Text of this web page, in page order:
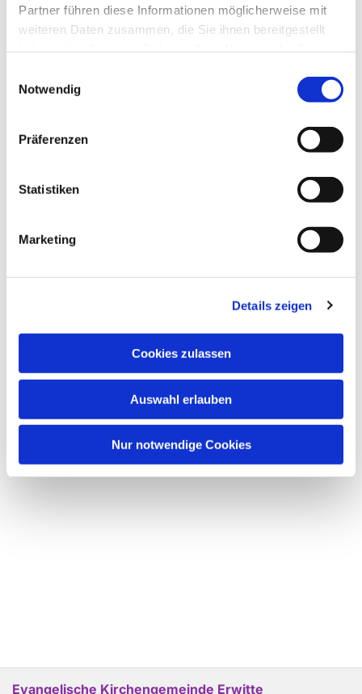
Partner führen diese Informationen möglicherweise mit
weiteren Daten zusammen, die Sie ihnen bereitgestellt
Notwendig
Präferenzen
Statistiken
Marketing
Details zeigen
Cookies zulassen
Auswahl erlauben
Nur notwendige Cookies
Evangelische Kirchengemeinde Erwitte